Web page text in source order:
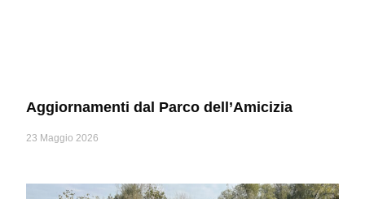
Aggiornamenti dal Parco dell’Amicizia
23 Maggio 2026